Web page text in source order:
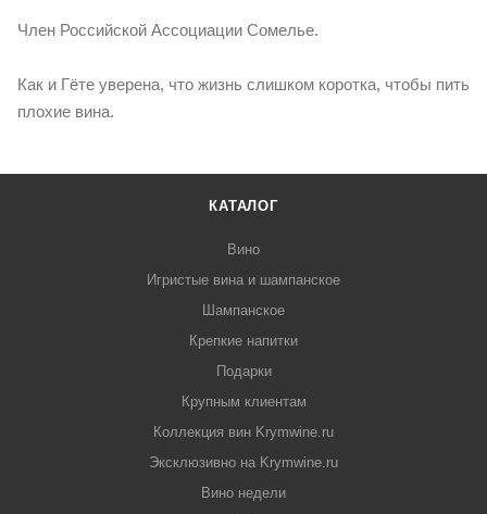
Член Российской Ассоциации Сомелье.
Как и Гёте уверена, что жизнь слишком коротка, чтобы пить
плохие вина.
КАТАЛОГ
Вино
Игристые вина и шампанское
Шампанское
Крепкие напитки
Подарки
Крупным клиентам
Коллекция вин Krymwine.ru
Эксклюзивно на Krymwine.ru
Вино недели